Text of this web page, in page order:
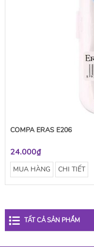
COMPA ERAS E206
24.000₫
MUA HÀNG CHI TIẾT
TẤT CẢ SẢN PHẨM